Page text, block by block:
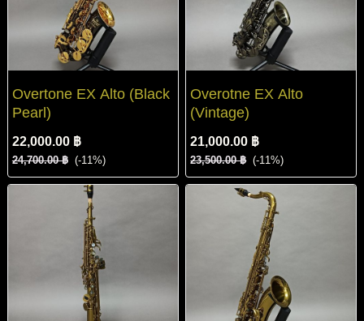
Overtone EX Alto (Black
Pearl)
22,000.00 ฿
24,700.00 ฿ (-11%)
Overotne EX Alto
(Vintage)
21,000.00 ฿
23,500.00 ฿ (-11%)